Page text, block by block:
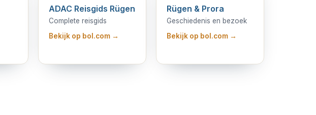
ADAC Reisgids Rügen
Complete reisgids
Bekijk op bol.com →
Rügen & Prora
Geschiedenis en bezoek
Bekijk op bol.com →